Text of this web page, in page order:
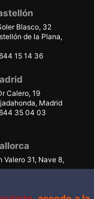
Blasco, 32
de la Plana,
15 14 36
Calero, 19
Madrid
35 04 03
Valero 31, Nave 8,